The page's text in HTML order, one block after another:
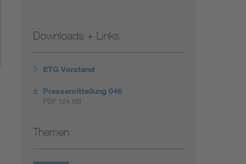
Environmental Protection
Downloads + Links
ETG Vorstand
Pressemitteilung 046
PDF 124 KB
Themen